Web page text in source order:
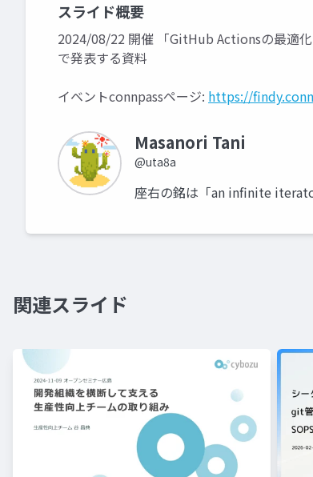
スライド概要
2024/08/22 開催 「GitHub Actionsの最適
で発表する資料
イベントconnpassページ: https://
Masanori Tani
@uta8a
座右の銘は「an infinite
関連スライド